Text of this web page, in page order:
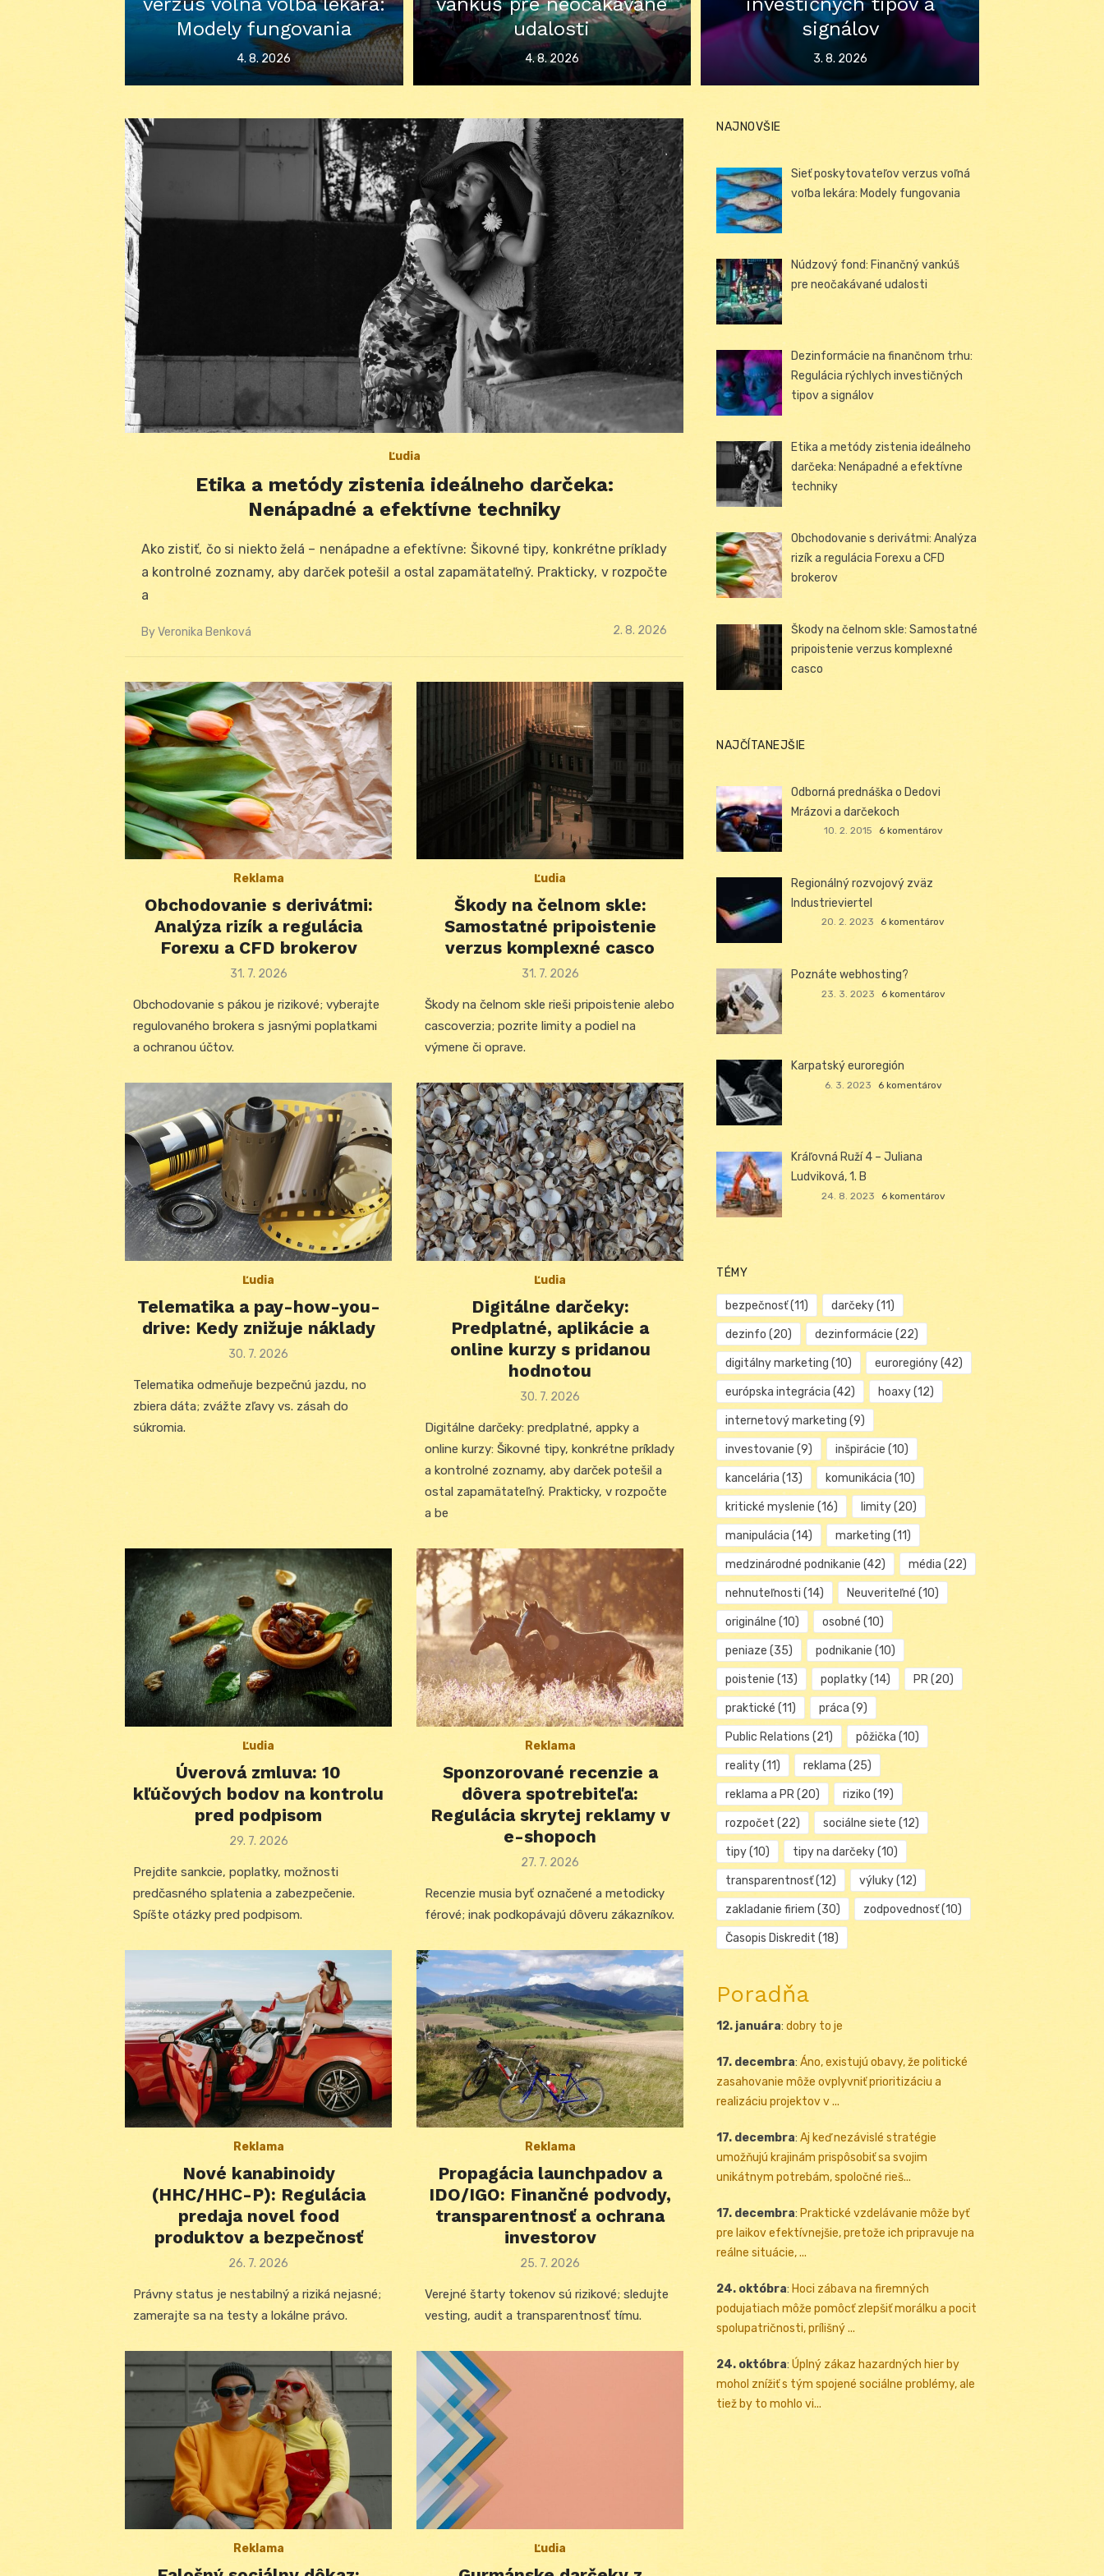
Modely fungovania
Posted
4. 8. 2026
udalosti
Posted
4. 8. 2026
signálov
Posted
on
3. 8. 2026
Ľudia
Etika a metódy zistenia ideálneho darčeka:
Nenápadné a efektívne techniky
Ako zistiť, čo si niekto želá – nenápadne a efektívne: Šikovné tipy, konkrétne príklady
a kontrolné zoznamy, aby darček potešil a ostal zapamätateľný. Prakticky, v rozpočte
a
ByVeronika Benková
Posted
2. 8. 2026
Reklama
Obchodovanie s derivátmi:
Analýza rizík a regulácia
Forexu a CFD brokerov
Posted
31. 7. 2026
Obchodovanie s pákou je rizikové; vyberajte
regulovaného brokera s jasnými poplatkami
a ochranou účtov.
Ľudia
Škody na čelnom skle:
Samostatné pripoistenie
verzus komplexné casco
Posted
31. 7. 2026
Škody na čelnom skle rieši pripoistenie alebo
cascoverzia; pozrite limity a podiel na
výmene či oprave.
Ľudia
Telematika a pay-how-you-
drive: Kedy znižuje náklady
Posted
30. 7. 2026
Telematika odmeňuje bezpečnú jazdu, no
zbiera dáta; zvážte zľavy vs. zásah do
súkromia.
Ľudia
Digitálne darčeky:
Predplatné, aplikácie a
online kurzy s pridanou
hodnotou
Posted
30. 7. 2026
Digitálne darčeky: predplatné, appky a
online kurzy: Šikovné tipy, konkrétne príklady
a kontrolné zoznamy, aby darček potešil a
ostal zapamätateľný. Prakticky, v rozpočte
a be
Ľudia
Úverová zmluva: 10
kľúčových bodov na kontrolu
pred podpisom
Posted
29. 7. 2026
Prejdite sankcie, poplatky, možnosti
predčasného splatenia a zabezpečenie.
Spíšte otázky pred podpisom.
Reklama
Sponzorované recenzie a
dôvera spotrebiteľa:
Regulácia skrytej reklamy v
e-shopoch
Posted
27. 7. 2026
Recenzie musia byť označené a metodicky
férové; inak podkopávajú dôveru zákazníkov.
Reklama
Nové kanabinoidy
(HHC/HHC-P): Regulácia
predaja novel food
produktov a bezpečnosť
Posted
26. 7. 2026
Právny status je nestabilný a riziká nejasné;
zamerajte sa na testy a lokálne právo.
Reklama
Propagácia launchpadov a
IDO/IGO: Finančné podvody,
transparentnosť a ochrana
investorov
Posted
25. 7. 2026
Verejné štarty tokenov sú rizikové; sledujte
vesting, audit a transparentnosť tímu.
Reklama Ľudia
NAJNOVŠIE
Sieť poskytovateľov verzus voľná
voľba lekára: Modely fungovania
Núdzový fond: Finančný vankúš
pre neočakávané udalosti
Dezinformácie na finančnom trhu:
Regulácia rýchlych investičných
tipov a signálov
Etika a metódy zistenia ideálneho
darčeka: Nenápadné a efektívne
techniky
Obchodovanie s derivátmi: Analýza
rizík a regulácia Forexu a CFD
brokerov
Škody na čelnom skle: Samostatné
pripoistenie verzus komplexné
casco
NAJČÍTANEJŠIE
Odborná prednáška o Dedovi
Mrázovi a darčekoch
10. 2. 2015 6 komentárov
Regionálný rozvojový zväz
Industrieviertel
20. 2. 2023 6 komentárov
Poznáte webhosting?
23. 3. 2023 6 komentárov
Karpatský euroregión
6. 3. 2023 6 komentárov
Kráľovná Ruží 4 – Juliana
Ludviková, 1. B
24. 8. 2023 6 komentárov
TÉMY
bezpečnosť(11) darčeky(11)
dezinfo (20) dezinformácie (22)
digitálny marketing (10) euroregióny(42)
európska integrácia (42) hoaxy(12)
internetový marketing (9)
investovanie (9) inšpirácie (10)
kancelária (13) komunikácia (10)
kritické myslenie (16) limity(20)
manipulácia (14) marketing (11)
medzinárodné podnikanie (42) média (22)
nehnuteľnosti (14) Neuveriteľné (10)
originálne (10) osobné (10)
peniaze (35) podnikanie (10)
poistenie (13) poplatky(14) PR(20)
praktické (11) práca (9)
Public Relations (21) pôžička (10)
reality(11) reklama (25)
reklama a PR(20) riziko (19)
rozpočet (22) sociálne siete (12)
tipy(10) tipy na darčeky(10)
transparentnosť(12) výluky(12)
zakladanie firiem (30) zodpovednosť(10)
Časopis Diskredit (18)
Poradňa
12. januára: dobry to je
17. decembra: Áno, existujú obavy, že politické
zasahovanie môže ovplyvniť prioritizáciu a
realizáciu projektov v ...
17. decembra: Aj keď nezávislé stratégie
umožňujú krajinám prispôsobiť sa svojim
unikátnym potrebám, spoločné rieš...
17. decembra: Praktické vzdelávanie môže byť
pre laikov efektívnejšie, pretože ich pripravuje na
reálne situácie, ...
24. októbra: Hoci zábava na firemných
podujatiach môže pomôcť zlepšiť morálku a pocit
spolupatričnosti, prílišný ...
24. októbra: Úplný zákaz hazardných hier by
mohol znížiť s tým spojené sociálne problémy, ale
tiež by to mohlo vi...